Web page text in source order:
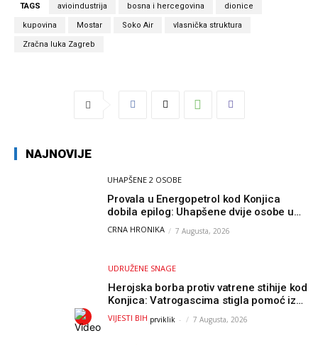
TAGS avioindustrija bosna i hercegovina dionice
kupovina Mostar Soko Air vlasnička struktura
Zračna luka Zagreb
NAJNOVIJE
UHAPŠENE 2 OSOBE
Provala u Energopetrol kod Konjica
dobila epilog: Uhapšene dvije osobe u
Čapljini i Jablanici
CRNA HRONIKA 7 Augusta, 2026
UDRUŽENE SNAGE
Herojska borba protiv vatrene stihije kod
Konjica: Vatrogascima stigla pomoć iz
Sarajeva, helikopteri i Air Tractori
udružili snage
VIJESTI BIH prviklik - 7 Augusta, 2026